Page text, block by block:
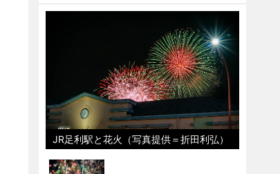
JR足利駅と花火（写真提供＝折田利弘）